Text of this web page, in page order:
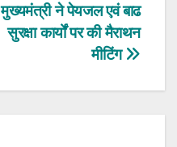
मुख्यमंत्री ने पेयजल एवं बाढ
सुरक्षा कार्यों पर की मैराथन
मीटिंग